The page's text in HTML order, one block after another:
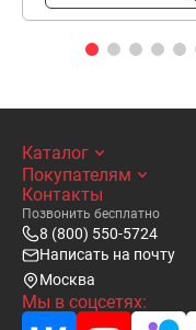
Каталог
Покупателям
Контакты
Позвонить бесплатно
8 (800) 550-5724
Написать на почту
Москва
Мы в соцсетях: